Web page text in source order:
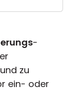
-
zu
ein- oder